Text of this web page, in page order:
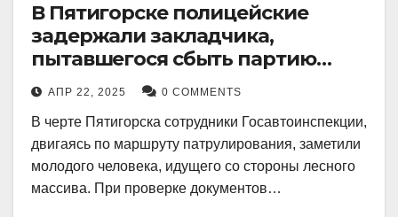
В Пятигорске полицейские
задержали закладчика,
пытавшегося сбыть партию
синтетического наркотика
АПР 22, 2025 0 COMMENTS
В черте Пятигорска сотрудники Госавтоинспекции,
двигаясь по маршруту патрулирования, заметили
молодого человека, идущего со стороны лесного
массива. При проверке документов…